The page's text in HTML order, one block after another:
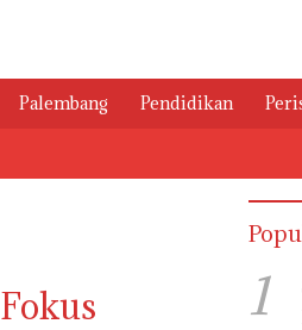
Palembang Pendidikan
1